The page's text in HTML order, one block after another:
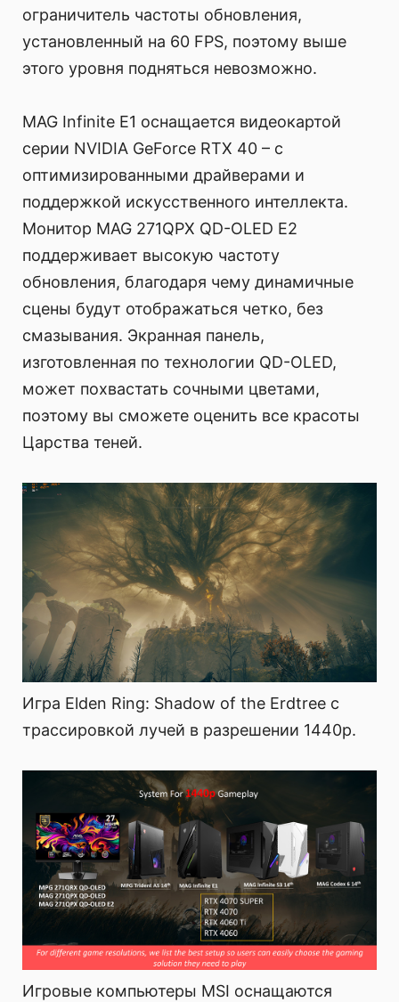
ограничитель частоты обновления,
установленный на 60 FPS, поэтому выше
этого уровня подняться невозможно.
MAG Infinite E1 оснащается видеокартой
серии NVIDIA GeForce RTX 40 – с
оптимизированными драйверами и
поддержкой искусственного интеллекта.
Монитор MAG 271QPX QD-OLED E2
поддерживает высокую частоту
обновления, благодаря чему динамичные
сцены будут отображаться четко, без
смазывания. Экранная панель,
изготовленная по технологии QD-OLED,
может похвастать сочными цветами,
поэтому вы сможете оценить все красоты
Царства теней.
Игра Elden Ring: Shadow of the Erdtree с
трассировкой лучей в разрешении 1440p.
Игровые компьютеры MSI оснащаются